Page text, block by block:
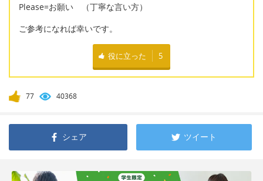
Please=お願い （丁寧な言い方）
ご参考になれば幸いです。
役に立った 5
77 40368
シェア ツイート